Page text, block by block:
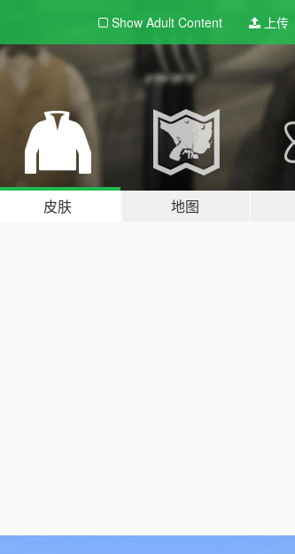
Show Adult Content 上传
皮肤 地图